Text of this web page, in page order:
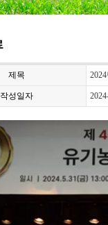
제목
작성일자